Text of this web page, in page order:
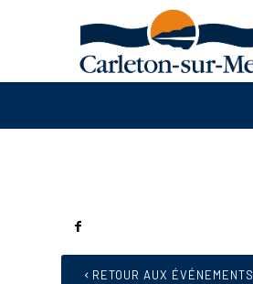
RETOUR AUX ÉVÉNEMENTS